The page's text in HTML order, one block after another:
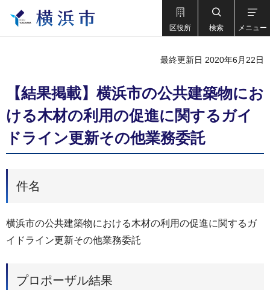
区役所 検索 メニュー
最終更新日 2020年6月22日
【結果掲載】横浜市の公共建築物にお
ける木材の利用の促進に関するガイ
ドライン更新その他業務委託
件名
横浜市の公共建築物における木材の利用の促進に関するガ
イドライン更新その他業務委託
プロポーザル結果